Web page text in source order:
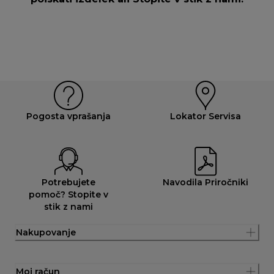
Pogosta vprašanja Lokator Servisa
Potrebujete
pomoč? Stopite v
stik z nami
Navodila Priročniki
Nakupovanje
Moj račun